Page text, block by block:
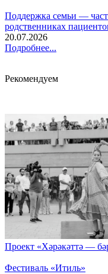
Поддержка семьи —
родственниках
20.07.2026
Подробнее...
Рекомендуем
Проект «Хәрәкәттә —
Фестиваль «Итиль»